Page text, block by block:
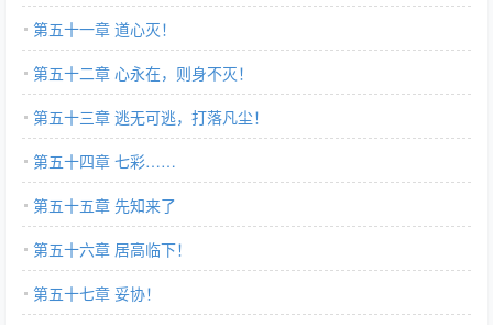
第五十一章 道心灭！
第五十二章 心永在，则身不灭！
第五十三章 逃无可逃，打落凡尘！
第五十四章 七彩……
第五十五章 先知来了
第五十六章 居高临下！
第五十七章 妥协！